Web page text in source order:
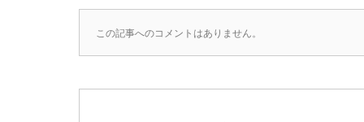
この記事へのコメントはありません。